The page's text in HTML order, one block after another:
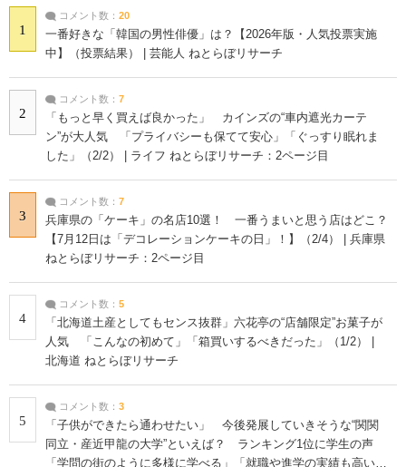
1
コメント数： 20
一番好きな「韓国の男性俳優」は？【2026年版・人気投票実施
中】（投票結果） | 芸能人 ねとらぼリサーチ
2
コメント数： 7
「もっと早く買えば良かった」 カインズの“車内遮光カーテ
ン”が大人気 「プライバシーも保てて安心」「ぐっすり眠れま
した」（2/2） | ライフ ねとらぼリサーチ：2ページ目
3
コメント数： 7
兵庫県の「ケーキ」の名店10選！ 一番うまいと思う店はどこ？
【7月12日は「デコレーションケーキの日」！】（2/4） | 兵庫県
ねとらぼリサーチ：2ページ目
4
コメント数： 5
「北海道土産としてもセンス抜群」六花亭の“店舗限定”お菓子が
人気 「こんなの初めて」「箱買いするべきだった」（1/2） |
北海道 ねとらぼリサーチ
5
コメント数： 3
「子供ができたら通わせたい」 今後発展していきそうな“関関
同立・産近甲龍の大学”といえば？ ランキング1位に学生の声
「学問の街のように多様に学べる」「就職や進学の実績も高い」